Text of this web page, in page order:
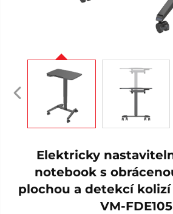
Elektricky
notebook s
plochou a detekcí kolizí
VM-FDE105